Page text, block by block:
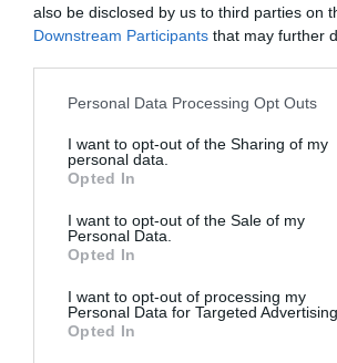
also be disclosed by us to third parties on
Downstream Participants that may further
Please note that this website/app uses one
not limited to your visit or usage behaviour.
grant or deny consent to Google and its
use your data for below specified purposes
consent section.
Personal Data Processing Opt Outs
I want to opt-out of the Sharing of my
personal data.
Opted In
I want to opt-out of the Sale of my
Personal Data.
Opted In
I want to opt-out of processing my
Personal Data for Targeted Advertising.
Opted In
ΔΙΑΒΑΣΤΕ ΕΠΙΣΗΣ
Σοκ σε γάμο στον Βόλο: Στο
Ακολουθήστε το evima.gr στο